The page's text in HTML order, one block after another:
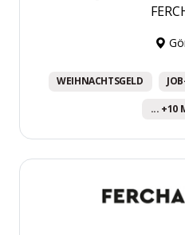
WEIHNACHTSGELD
... +10